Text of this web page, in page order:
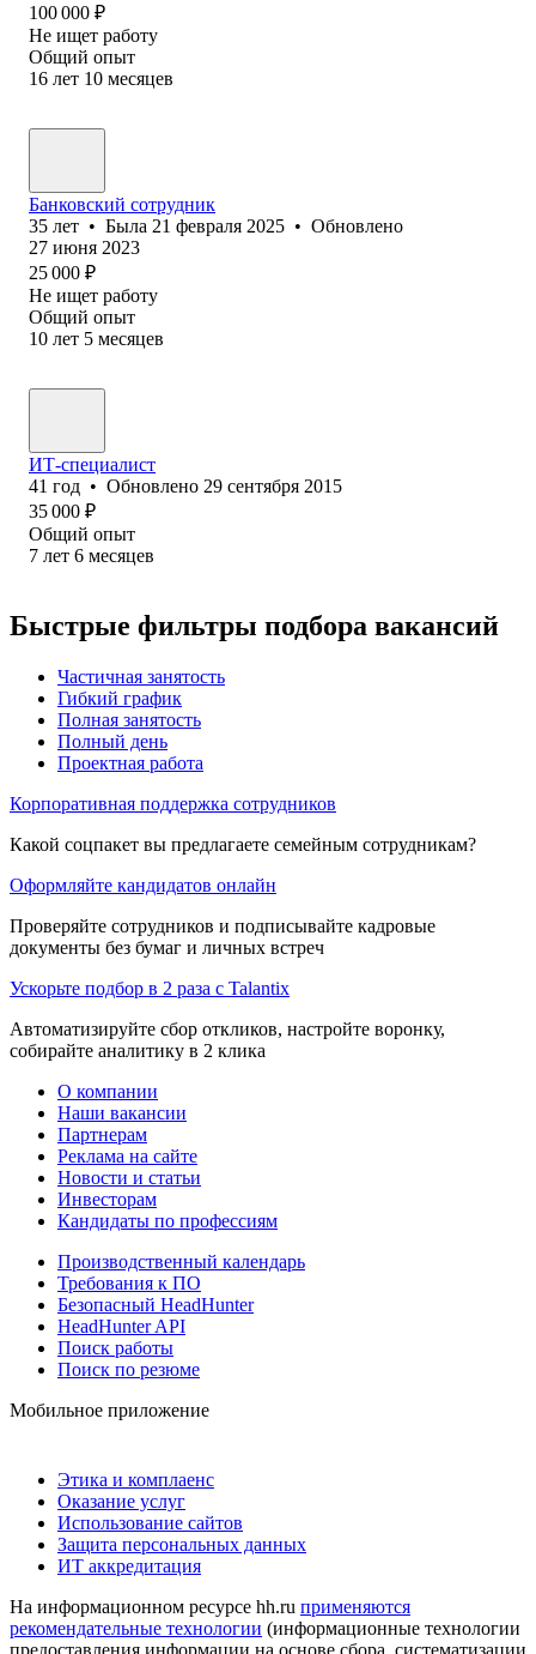
100 000 ₽
Не ищет работу
Общий опыт
16 лет 10 месяцев
Банковский сотрудник
35 лет • Была 21 февраля 2025 • Обновлено
27 июня 2023
25 000 ₽
Не ищет работу
Общий опыт
10 лет 5 месяцев
ИТ-специалист
41 год • Обновлено 29 сентября 2015
35 000 ₽
Общий опыт
7 лет 6 месяцев
Быстрые фильтры подбора вакансий
Частичная занятость
Гибкий график
Полная занятость
Полный день
Проектная работа
Корпоративная поддержка сотрудников
Какой соцпакет вы предлагаете семейным сотрудникам?
Оформляйте кандидатов онлайн
Проверяйте сотрудников и подписывайте кадровые
документы без бумаг и личных встреч
Ускорьте подбор в 2 раза с Talantix
Автоматизируйте сбор откликов, настройте воронку,
собирайте аналитику в 2 клика
О компании
Наши вакансии
Партнерам
Реклама на сайте
Новости и статьи
Инвесторам
Кандидаты по профессиям
Производственный календарь
Требования к ПО
Безопасный HeadHunter
HeadHunter API
Поиск работы
Поиск по резюме
Мобильное приложение
Этика и комплаенс
Оказание услуг
Использование сайтов
Защита персональных данных
ИТ аккредитация
На информационном ресурсе hh.ru применяются
рекомендательные технологии (информационные технологии
предоставления информации на основе сбора, систематизации